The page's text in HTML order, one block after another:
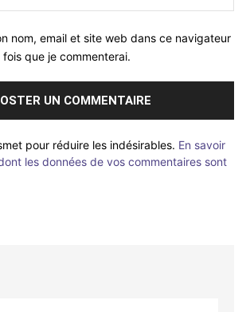
nom, email et site web dans ce navigateur
que je commenterai.
pour réduire les indésirables. En savoir
les données de vos commentaires sont